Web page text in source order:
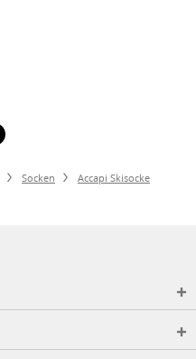
Socken Accapi Skisocke